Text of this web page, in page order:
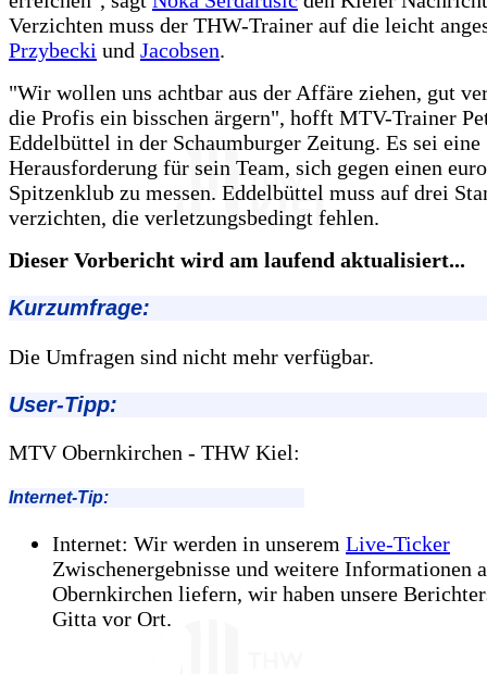
Verzichten muss der THW-Trainer auf die leicht
Przybecki und Jacobsen.
"Wir wollen uns achtbar aus der Affäre ziehen, gut
die Profis ein bisschen ärgern", hofft MTV-Trainer
Eddelbüttel in der Schaumburger Zeitung. Es sei eine
Herausforderung für sein Team, sich gegen einen
Spitzenklub zu messen. Eddelbüttel muss auf drei
verzichten, die verletzungsbedingt fehlen.
Dieser Vorbericht wird am laufend aktualisiert...
Kurzumfrage:
Die Umfragen sind nicht mehr verfügbar.
User-Tipp:
MTV Obernkirchen - THW Kiel:
Internet-Tip:
Internet: Wir werden in unserem Live-Ticker
Zwischenergebnisse und weitere Informationen
Obernkirchen liefern, wir haben unsere
Gitta vor Ort.